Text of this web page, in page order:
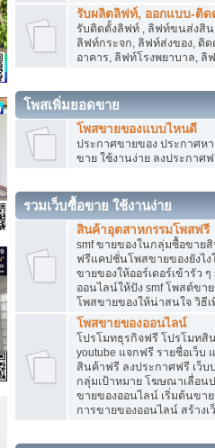
รับผลิตลิฟท์, ออกแบบ-ติด
รับติดตั้งลิฟท์ , ลิฟท์ขนส่งสิ
ลิฟท์กระจก, ลิฟท์ส่งของ, ติ
อาคาร, ลิฟท์โรงพยาบาล,
โพสเพิ่มยอดขาย
โพสขายของแบบไหนดี
ประกาศขายของ ประกาศห
ขาย ใช้งานง่าย ลงประกาศ
รวมเว็บซื้อขาย ใช้งานง่าย
สินค้าอุตสาหกรรมโพสฟรี
smf ขายของในกลุ่มซื้อขาย
ฟรีแคปชั่นโพสขายของยังไ
ขายของให้ออร์เดอร์เข้ารัว
ออนไลน์ให้ปัง smf โพสต์ขา
โพสขายของให้น่าสนใจ วิธี
โพสขายของออนไลน์
โปรโมทธุรกิจฟรี โปรโมทสิ
youtube แจกฟรี รายชื่อเว็บ
สินค้าฟรี ลงประกาศฟรี เว็บ
กลุ่มเป้าหมาย โฆษณาเลื่อน
ขายของออนไลน์ เริ่มต้นขา
การขายของออนไลน์ สร้าง